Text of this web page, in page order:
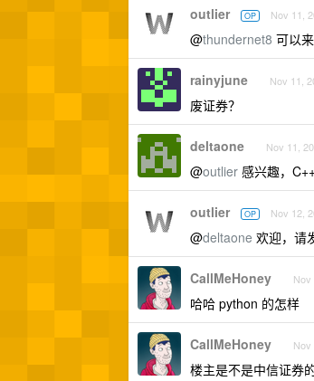
outlier OP Nov 11,
@thundernet8 可以
rainyjune Nov 11,
废证券？
deltaone Nov 11,
@outlier 感兴趣，
outlier OP Nov 12,
@deltaone 欢迎，请
CallMeHoney Nov
哈哈 python 的怎样
CallMeHoney Nov
楼主是不是中信证券